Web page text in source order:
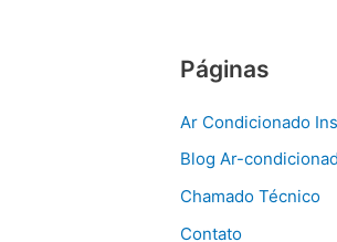
Páginas
Ar Condicionado
Blog Ar-
Chamado Técnico
Contato